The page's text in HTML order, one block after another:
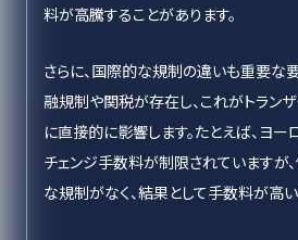
料が高騰することがあります。
さらに、国際的な規制の違いも重要な
融規制や関税が存在し、これがトラン
に直接的に影響します。たとえば、ヨ
チェンジ手数料が制限されていますが
な規制がなく、結果として手数料が高